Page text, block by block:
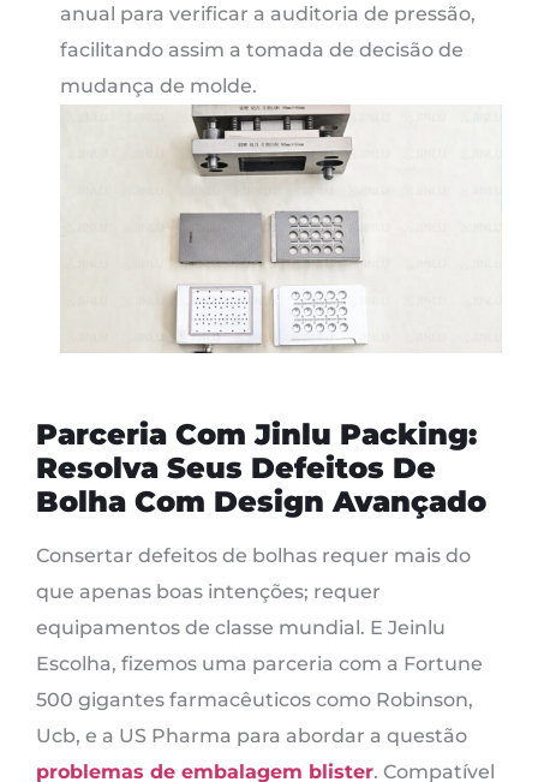
anual para verificar a auditoria de pressão,
facilitando assim a tomada de decisão de
mudança de molde.
Parceria Com Jinlu Packing:
Resolva Seus Defeitos De
Bolha Com Design Avançado
Consertar defeitos de bolhas requer mais do
que apenas boas intenções; requer
equipamentos de classe mundial. E Jeinlu
Escolha, fizemos uma parceria com a Fortune
500 gigantes farmacêuticos como Robinson,
Ucb, e a US Pharma para abordar a questão
problemas de embalagem blister. Compatível